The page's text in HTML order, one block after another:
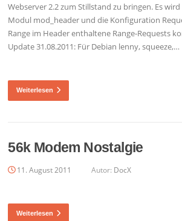
Webserver 2.2 zum Stillstand zu bringen. Es
Modul mod_header und die Konfiguration
Range im Header enthaltene Range-Requests
Update 31.08.2011: Für Debian lenny, squeeze,…
Weiterlesen
56k Modem Nostalgie
11. August 2011 Autor: DocX
Weiterlesen